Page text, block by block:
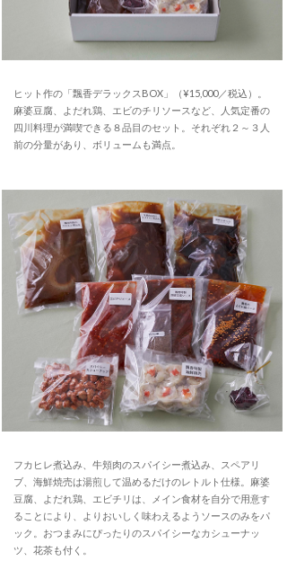
ヒット作の「飄香デラックスBOX」（¥15,000／税込）。
麻婆豆腐、よだれ鶏、エビのチリソースなど、人気定番の
四川料理が満喫できる８品目のセット。それぞれ２～３人
前の分量があり、ボリュームも満点。
フカヒレ煮込み、牛頬肉のスパイシー煮込み、スペアリ
ブ、海鮮焼売は湯煎して温めるだけのレトルト仕様。麻婆
豆腐、よだれ鶏、エビチリは、メイン食材を自分で用意す
ることにより、よりおいしく味わえるようソースのみをパ
ック。おつまみにぴったりのスパイシーなカシューナッ
ツ、花茶も付く。